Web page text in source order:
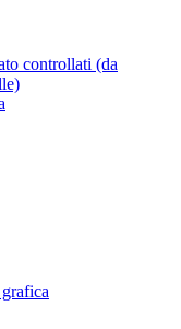
controllati (da